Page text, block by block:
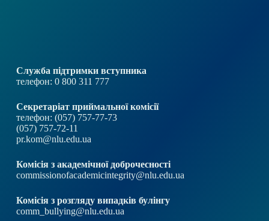
Служба підтримки вступника
телефон: 0 800 311 777
Секретаріат приймальної комісії
телефон: (057) 757-77-73
(057) 757-72-11
pr.kom@nlu.edu.ua
Комісія з академічної доброчесності
commissionofacademicintegrity@nlu.edu.ua
Комісія з розгляду випадків булінгу
comm_bullying@nlu.edu.ua